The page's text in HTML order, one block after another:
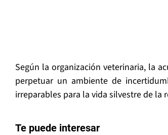
Según la organización veterinaria, la
perpetuar un ambiente de
irreparables para la vida silvestre de la
Te puede interesar